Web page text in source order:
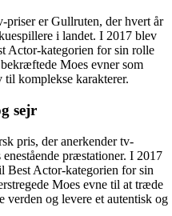
priser er Gullruten, der hvert år
i landet. I 2017 blev
Actor-kategorien for sin rolle
Moes evner som
komplekse karakterer.
sejr
pris, der anerkender tv-
præstationer. I 2017
Best Actor-kategorien for sin
Moes evne til at træde
verden og levere et autentisk og